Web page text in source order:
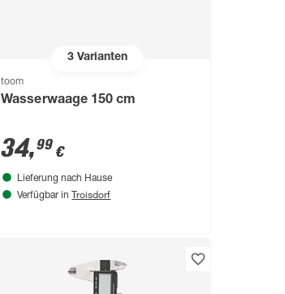
3 Varianten
toom
Wasserwaage 150 cm
34,99 €
Lieferung nach Hause
Verfügbar in Troisdorf